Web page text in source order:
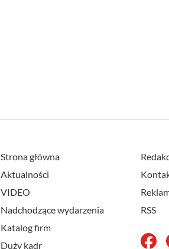
Strona główna
Aktualności
VIDEO
Nadchodzące wydarzenia
Katalog firm
Duży kadr
RSS